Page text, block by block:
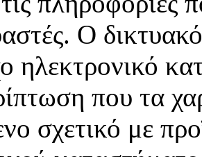
Ο
ηλεκτρονικό
που τα
σχετικό με